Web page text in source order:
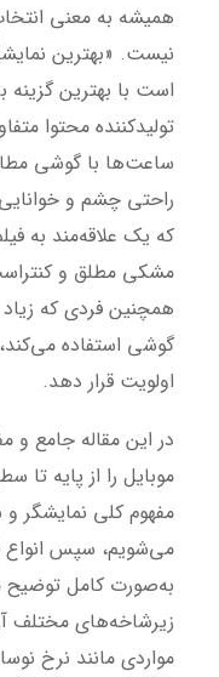
همیشه به معنی
نیست. «بهترین
است با بهترین گزینه
تولیدکننده محتوا
ساعت‌ها با گوشی
راحتی چشم و
که یک علاقه‌مند به
مشکی مطلق و
همچنین فردی که زیاد
گوشی استفاده می‌کند،
اولویت قرار دهد.
در این مقاله جامع
موبایل را از پایه تا
مفهوم کلی نمایشگر
به‌صورت کامل
زیرشاخه‌های مختلف
مواردی مانند نرخ